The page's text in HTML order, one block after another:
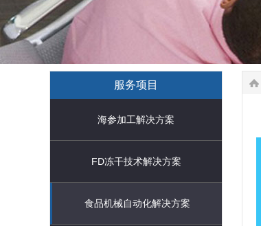
服务项目
海参加工解决方案
FD冻干技术解决方案
食品机械自动化解决方案